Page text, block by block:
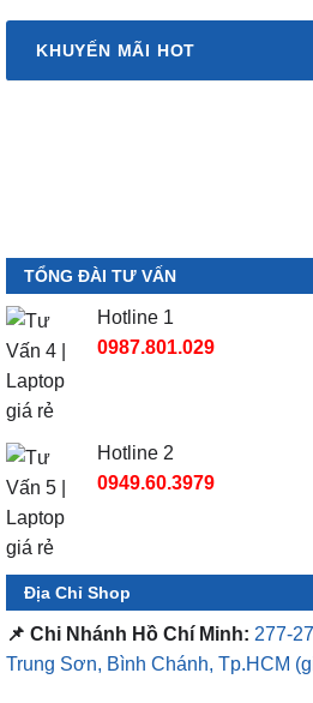
KHUYẾN MÃI HOT
TỔNG ĐÀI TƯ VẤN
Hotline 1
0987.801.029
Hotline 2
0949.60.3979
Địa Chỉ Shop
📌 Chi Nhánh Hồ Chí Minh: 277-
Trung Sơn, Bình Chánh, Tp.HCM